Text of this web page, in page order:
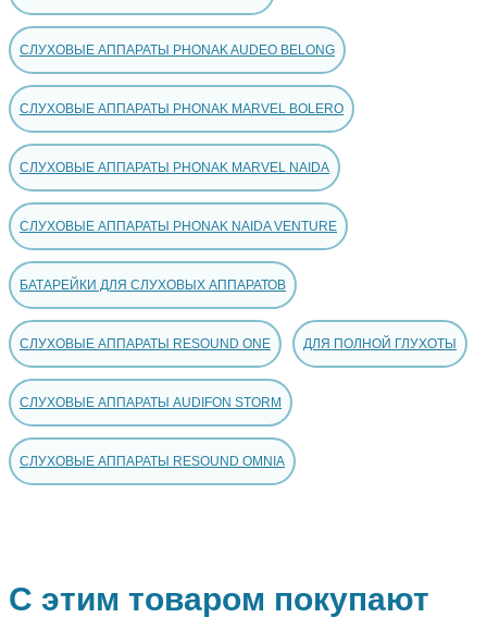
СЛУХОВЫЕ АППАРАТЫ PHONAK AUDEO BELONG
СЛУХОВЫЕ АППАРАТЫ PHONAK MARVEL BOLERO
СЛУХОВЫЕ АППАРАТЫ PHONAK MARVEL NAIDA
СЛУХОВЫЕ АППАРАТЫ PHONAK NAIDA VENTURE
БАТАРЕЙКИ ДЛЯ СЛУХОВЫХ АППАРАТОВ
СЛУХОВЫЕ АППАРАТЫ RESOUND ONE ДЛЯ ПОЛНОЙ ГЛУХОТЫ
СЛУХОВЫЕ АППАРАТЫ AUDIFON STORM
СЛУХОВЫЕ АППАРАТЫ RESOUND OMNIA
С этим товаром покупают